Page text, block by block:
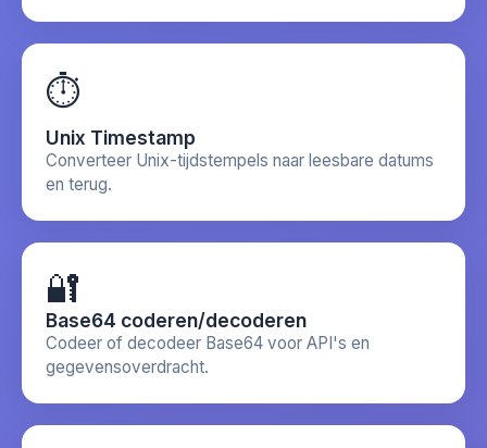
⏱️
Unix Timestamp
Converteer Unix-tijdstempels naar leesbare datums
en terug.
🔐
Base64 coderen/decoderen
Codeer of decodeer Base64 voor API's en
gegevensoverdracht.